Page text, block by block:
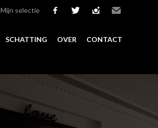
Mijn selectie
SCHATTING OVER CONTACT